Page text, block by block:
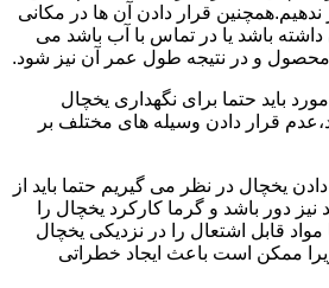
قرار دادن آن ها در مکانی
باشد یا در تماس با آب باشد می
محصول و در نتیجه طول عمر آن نیز شود.
باید حتما برای نگهداری یخچال
قرار دادن وسیله های مختلف بر
یخچال در نظر می گیریم حتما باید از
دور باشد و گرما کارکرد یخچال را
مواد قابل اشتعال را در نزدیکی یخچال
ممکن است باعث ایجاد خطراتی